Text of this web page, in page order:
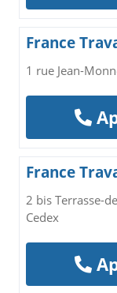
France
1 rue Jean-
France
2 bis Terrasse-
Cedex